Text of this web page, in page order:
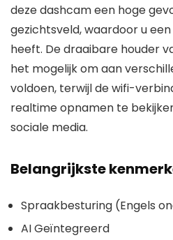
deze dashcam een hoge
gezichtsveld, waardoor u
heeft. De draaibare houder
het mogelijk om aan
voldoen, terwijl de wifi-
realtime opnamen te
sociale media.
Belangrijkste
Spraakbesturing (Engels
AI Geïntegreerd